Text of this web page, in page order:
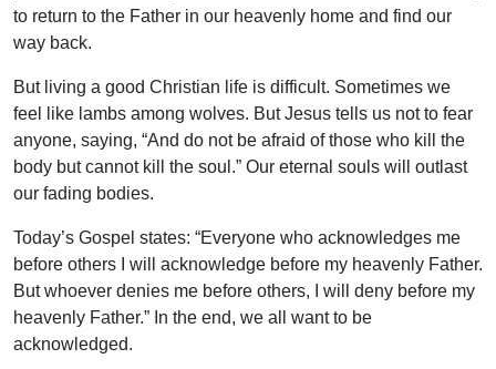
to return to the Father in our heavenly home and find our
way back.
But living a good Christian life is difficult. Sometimes we
feel like lambs among wolves. But Jesus tells us not to fear
anyone, saying, “And do not be afraid of those who kill the
body but cannot kill the soul.” Our eternal souls will outlast
our fading bodies.
Today’s Gospel states: “Everyone who acknowledges me
before others I will acknowledge before my heavenly Father.
But whoever denies me before others, I will deny before my
heavenly Father.” In the end, we all want to be
acknowledged.